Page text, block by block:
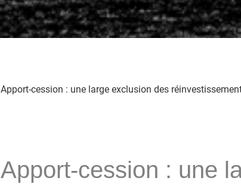
Apport-cession : une large exclusion des
Apport-cession : une